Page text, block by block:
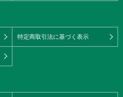
特定商取引法に基づく表示